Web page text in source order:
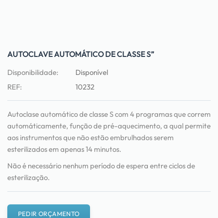
AUTOCLAVE AUTOMÁTICO DE CLASSE S”
Disponibilidade:
Disponível
REF:
10232
Autoclase automático de classe S com 4 programas que correm
automáticamente, função de pré-aquecimento, a qual permite
aos instrumentos que não estão embrulhados serem
esterilizados em apenas 14 minutos.
Não é necessário nenhum período de espera entre ciclos de
esterilização.
PEDIR ORÇAMENTO